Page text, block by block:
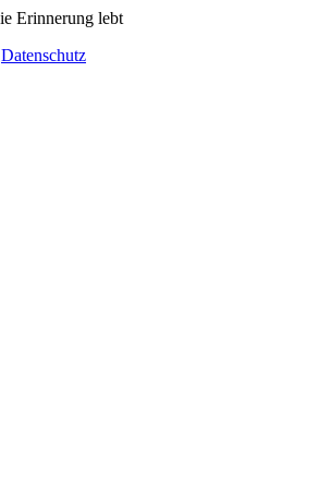
Datenschutz